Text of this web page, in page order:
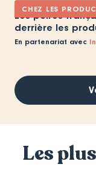
CHEZ LES
Les poires
derrière les
En partenariat avec
Les